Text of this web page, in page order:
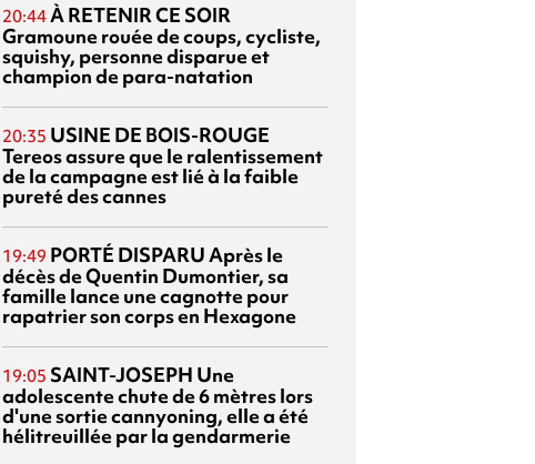
20:44À RETENIR CE SOIR
Gramoune rouée de coups, cycliste,
squishy, personne disparue et
champion de para-natation
20:35 USINE DE BOIS-ROUGE
Tereos assure que le ralentissement
de la campagne est lié à la faible
pureté des cannes
19:49 PORTÉ DISPARUAprès le
décès de Quentin Dumontier, sa
famille lance une cagnotte pour
rapatrier son corps en Hexagone
19:05 SAINT-JOSEPH Une
adolescente chute de 6 mètres lors
d'une sortie cannyoning, elle a été
hélitreuillée par la gendarmerie